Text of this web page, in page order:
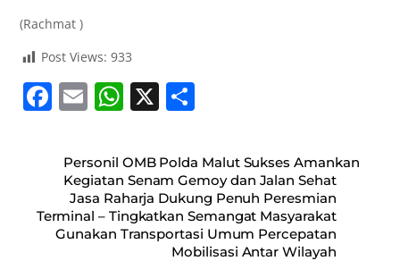
(Rachmat )
Post Views: 933
F
c
e
b
o
E
ai
l
W
at
s
A
p
X
ar
e
Personil OMB Polda Malut Sukses Amankan
Kegiatan Senam Gemoy dan Jalan Sehat
Jasa Raharja Dukung Penuh Peresmian
Terminal – Tingkatkan Semangat Masyarakat
Gunakan Transportasi Umum Percepatan
Mobilisasi Antar Wilayah